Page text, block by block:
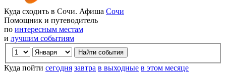
Куда сходить в Сочи. Афиша Сочи
Помощник и путеводитель
по интересным местам
и лучшим событиям
Куда пойти сегодня завтра в выходные в этом месяце